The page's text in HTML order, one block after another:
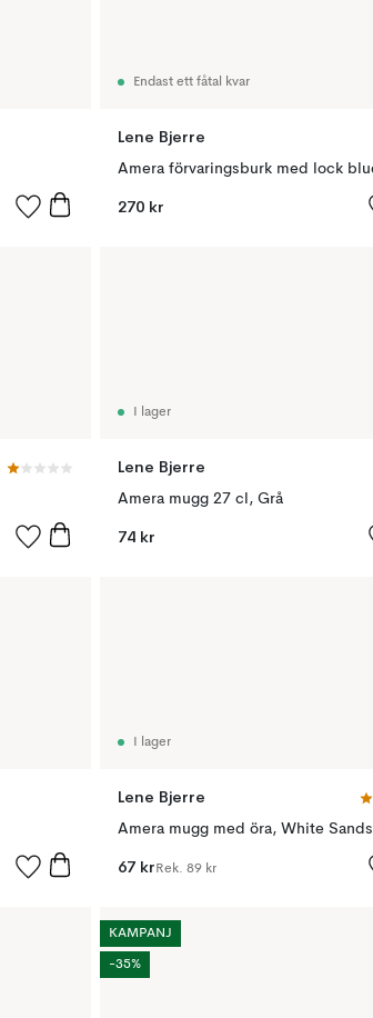
Endast ett fåtal kvar
Lene Bjerre
270 kr
I lager
Lene Bjerre
Amera mugg 27 cl, Grå
74 kr
I lager
Lene Bjerre
Amera mugg med öra, White Sands
67 kr Rek. 89 kr
KAMPANJ
-35%